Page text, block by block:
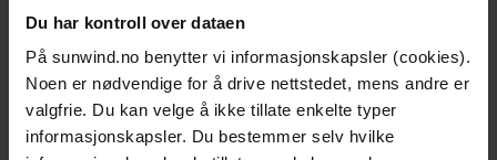
Du har kontroll over dataen
På sunwind.no benytter vi informasjonskapsler (cookies).
Noen er nødvendige for å drive nettstedet, mens andre er
valgfrie. Du kan velge å ikke tillate enkelte typer
informasjonskapsler. Du bestemmer selv hvilke
Betala med Klarna
Få varorna först, betala sen